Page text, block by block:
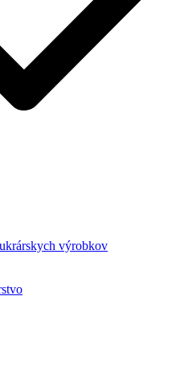
výrobkov